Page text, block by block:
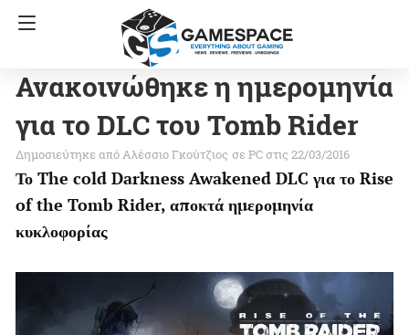
Ανακοινώθηκε η ημερομηνία
για το DLC του Tomb Rider
Αλέσσιο Γκούτζιος σε PCστις 22/03/2016
Το The cold Darkness Awakened DLC για το Rise
of the Tomb Rider, αποκτά ημερομηνία
κυκλοφορίας